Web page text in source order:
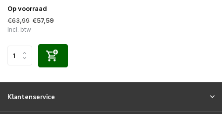
Op voorraad
€63,99 €57,59
Incl. btw
Klantenservice